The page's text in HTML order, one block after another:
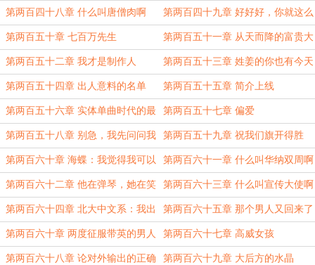
第两百四十八章 什么叫唐僧肉啊 第两百四十九章 好好好，你就这么
争光是吧（四更！）
第两百五十章 七百万先生 第两百五十一章 从天而降的富贵大
饼
第两百五十二章 我才是制作人 第两百五十三章 姓姜的你也有今天
第两百五十四章 出人意料的名单 第两百五十五章 简介上线
第两百五十六章 实体单曲时代的最
后荣光
第两百五十七章 偏爱
第两百五十八章 别急，我先问问我
爸
第两百五十九章 祝我们旗开得胜
（4k）
第两百六十章 海蝶：我觉得我可以 第两百六十一章 什么叫华纳双周啊
第两百六十二章 他在弹琴，她在笑 第两百六十三章 什么叫宣传大使啊
第两百六十四章 北大中文系：我出
息了
第两百六十五章 那个男人又回来了
第两百六十章 两度征服带英的男人 第两百六十七章 高威女孩
第两百六十八章 论对外输出的正确 第两百六十九章 大后方的水晶